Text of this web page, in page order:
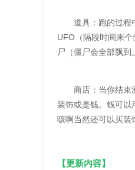
道具：跑的过程中
UFO（隔段时间来
尸（僵尸会全部飘到
商店：当你结束游
装饰或是钱。钱可以
咳啊当然还可以买装
【更新内容】